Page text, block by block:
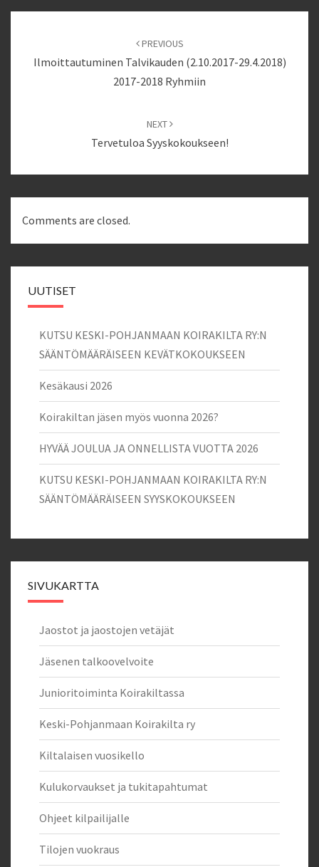
PREVIOUS
Ilmoittautuminen Talvikauden (2.10.2017-29.4.2018)
2017-2018 Ryhmiin
NEXT
Tervetuloa Syyskokoukseen!
Comments are closed.
UUTISET
KUTSU KESKI-POHJANMAAN KOIRAKILTA RY:N
SÄÄNTÖMÄÄRÄISEEN KEVÄTKOKOUKSEEN
Kesäkausi 2026
Koirakiltan jäsen myös vuonna 2026?
HYVÄÄ JOULUA JA ONNELLISTA VUOTTA 2026
KUTSU KESKI-POHJANMAAN KOIRAKILTA RY:N
SÄÄNTÖMÄÄRÄISEEN SYYSKOKOUKSEEN
SIVUKARTTA
Jaostot ja jaostojen vetäjät
Jäsenen talkoovelvoite
Junioritoiminta Koirakiltassa
Keski-Pohjanmaan Koirakilta ry
Kiltalaisen vuosikello
Kulukorvaukset ja tukitapahtumat
Ohjeet kilpailijalle
Tilojen vuokraus